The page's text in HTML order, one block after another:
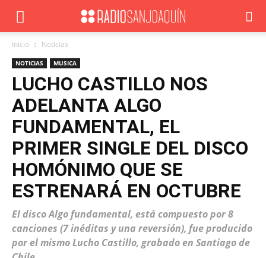
Inicio Noticias
NOTICIAS MUSICA
LUCHO CASTILLO NOS
ADELANTA ALGO
FUNDAMENTAL, EL
PRIMER SINGLE DEL DISCO
HOMÓNIMO QUE SE
ESTRENARÁ EN OCTUBRE
El disco Algo fundamental, está compuesto por 8
canciones (7 inéditas y una reversión), fue producido
por el mismo Lucho Castillo, grabado en Santiago de